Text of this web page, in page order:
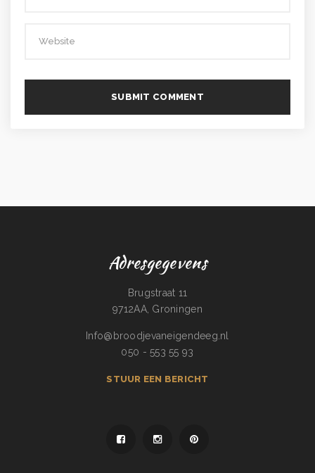
Adresgegevens
Brugstraat 11
9712AA, Groningen
Info@broodjevaneigendeeg.nl
050 - 553 55 93
STUUR EEN BERICHT